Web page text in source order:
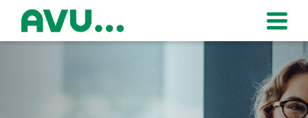
Zur Startseite